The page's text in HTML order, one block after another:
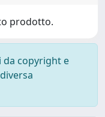
prodotto.
da copyright e